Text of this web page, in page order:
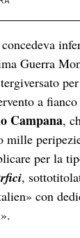
Guerra
a fianco
Campana,
mille
per la
,
con